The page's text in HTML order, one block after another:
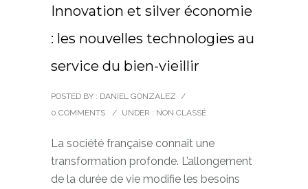
Innovation et silver économie
: les nouvelles technologies au
POSTED BY : DANIEL GONZALEZ
/
La société française connaît une
transformation profonde. L’allongement